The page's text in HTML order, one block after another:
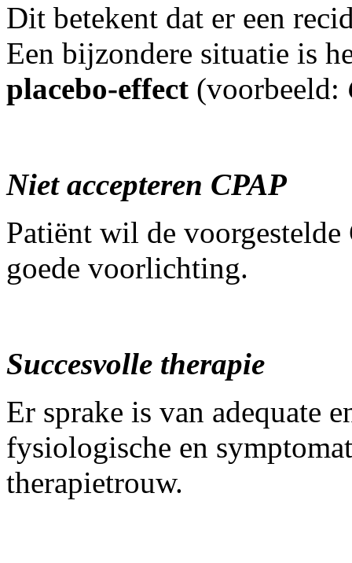
Dit betekent dat er een
Een bijzondere situatie is
placebo-effect (voorbeeld:
Niet accepteren CPAP
Patiënt wil de
goede voorlichting.
Succesvolle therapie
Er sprake is van adequate
fysiologische en
therapietrouw.